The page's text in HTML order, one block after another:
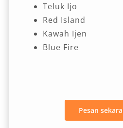
Teluk Ijo
Red Island
Kawah Ijen
Blue Fire
Pesan